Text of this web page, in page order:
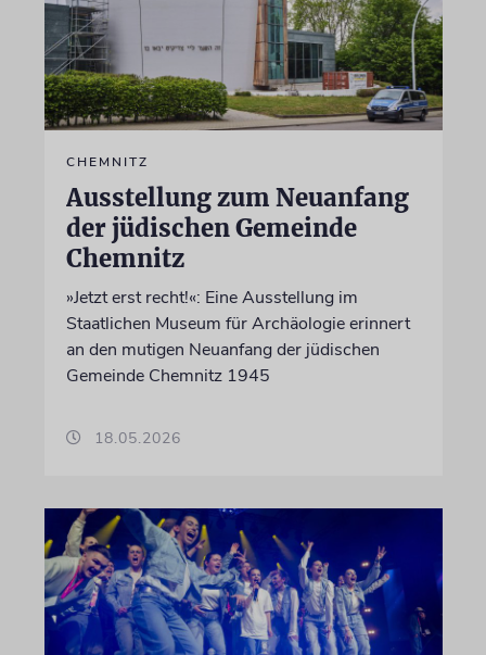
CHEMNITZ
Ausstellung zum Neuanfang
der jüdischen Gemeinde
Chemnitz
»Jetzt erst recht!«: Eine Ausstellung im
Staatlichen Museum für Archäologie erinnert
an den mutigen Neuanfang der jüdischen
Gemeinde Chemnitz 1945
18.05.2026